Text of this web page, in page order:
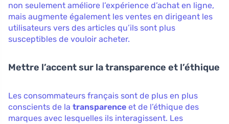
non seulement améliore l’expérience d’achat en ligne,
mais augmente également les ventes en dirigeant les
utilisateurs vers des articles qu’ils sont plus
susceptibles de vouloir acheter.
Mettre l’accent sur la transparence et l’éthique
Les consommateurs français sont de plus en plus
conscients de la transparence et de l’éthique des
marques avec lesquelles ils interagissent. Les